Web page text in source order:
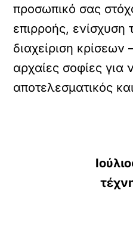
προσωπικό σας
επιρροής, ενίσχυση
διαχείριση κρίσεων
αρχαίες σοφίες για
αποτελεσματικός